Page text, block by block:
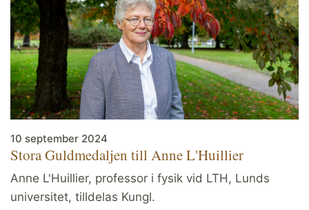
10 september 2024
Stora Guldmedaljen till Anne L'Huillier
Anne L'Huillier, professor i fysik vid LTH, Lunds
universitet, tilldelas Kungl.